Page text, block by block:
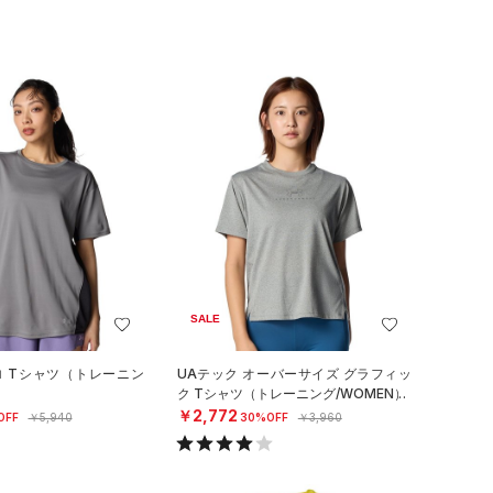
Tシャツ（トレーニン
￥5,940
SALE
UAテック オーバーサイズ グラフィッ
ク Tシャツ（トレーニング/WOMEN）
￥2,772 30%OFF ￥3,960